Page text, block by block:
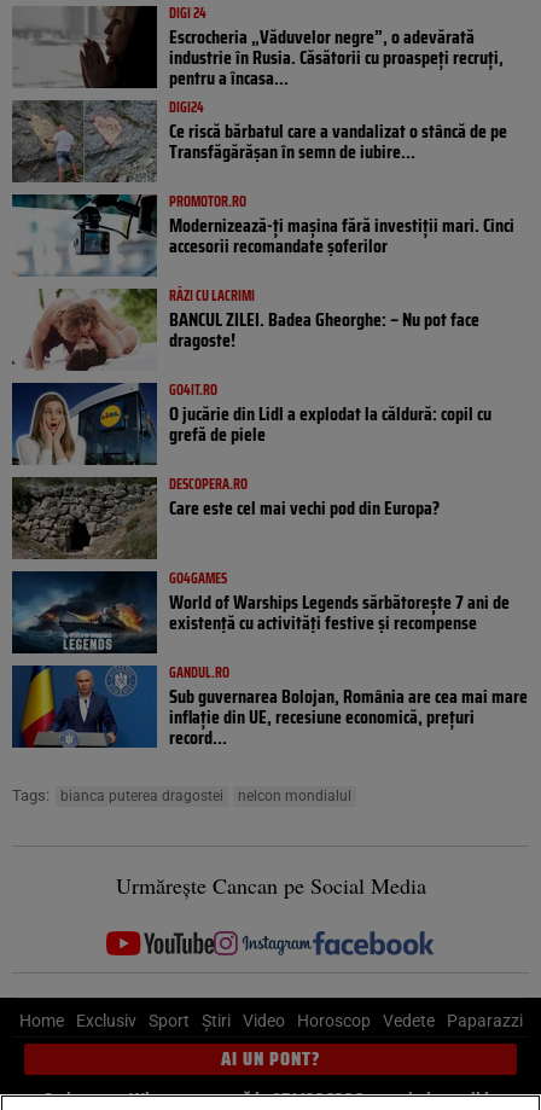
DIGI 24
Escrocheria „Văduvelor negre”, o adevărată
industrie în Rusia. Căsătorii cu proaspeți recruți,
pentru a încasa...
DIGI24
Ce riscă bărbatul care a vandalizat o stâncă de pe
Transfăgărășan în semn de iubire...
PROMOTOR.RO
Modernizează-ți mașina fără investiții mari. Cinci
accesorii recomandate șoferilor
RÂZI CU LACRIMI
BANCUL ZILEI. Badea Gheorghe: – Nu pot face
dragoste!
GO4IT.RO
O jucărie din Lidl a explodat la căldură: copil cu
grefă de piele
DESCOPERA.RO
Care este cel mai vechi pod din Europa?
GO4GAMES
World of Warships Legends sărbătorește 7 ani de
existență cu activități festive și recompense
GANDUL.RO
Sub guvernarea Bolojan, România are cea mai mare
inflație din UE, recesiune economică, prețuri
record...
Tags: bianca puterea dragostei nelcon mondialul
Urmărește Cancan pe Social Media
Home Exclusiv Sport Știri Video Horoscop Vedete Paparazzi
AI UN PONT?
Scrie-ne pe Whatsapp, sună la 0741226226 sau trimite mail la